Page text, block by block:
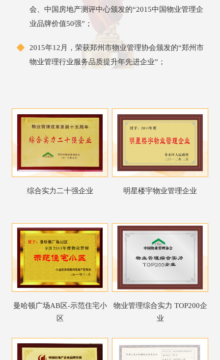
会、中国房地产测评中心颁发的“2015中国物业管理企
业品牌价值50强”；
2015年12月，荣获郑州市物业管理协会颁发的“郑州市
物业管理行业服务品质提升年先进企业”；
综合实力二十强企业 明星楼宇物业管理企业
曼哈顿广场AB区-示范住宅小
区
物业管理综合实力 TOP200企
业